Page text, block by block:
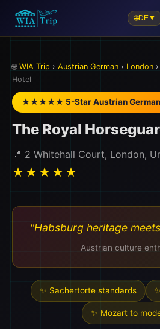
🌐DE▼
🌐 WIA Trip › Austrian German › London ›
Hotel
★★★★★ 5-Star Austrian German
The Royal
📍 2 Whitehall Court, London,
★★★★★
"Habsburg heritage
Austrian culture
✨ Sachertorte standards
✨ Mozart to